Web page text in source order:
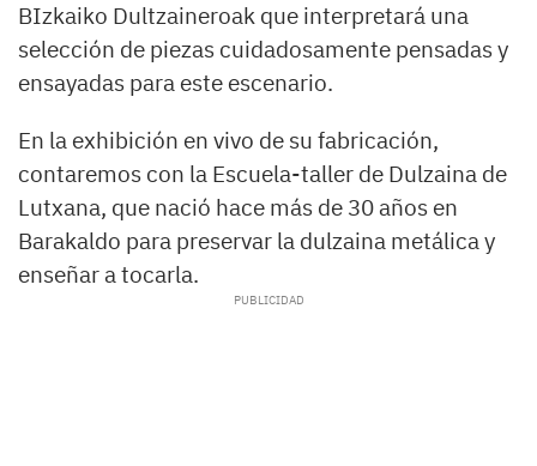
BIzkaiko Dultzaineroak que interpretará una
selección de piezas cuidadosamente pensadas y
ensayadas para este escenario.
En la exhibición en vivo de su fabricación,
contaremos con la Escuela-taller de Dulzaina de
Lutxana, que nació hace más de 30 años en
Barakaldo para preservar la dulzaina metálica y
enseñar a tocarla.